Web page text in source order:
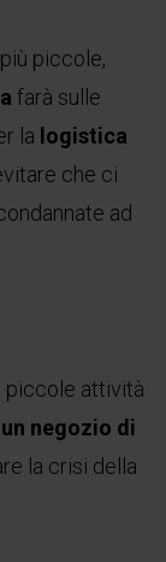
piccole,
farà sulle
la logistica
che ci
ad
piccole attività
negozio di
la crisi della